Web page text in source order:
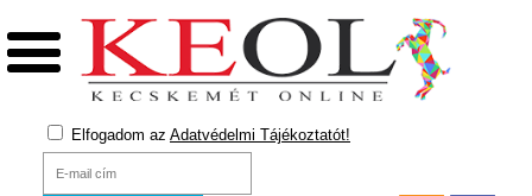
Elfogadom az Adatvédelmi Tájékoztatót!